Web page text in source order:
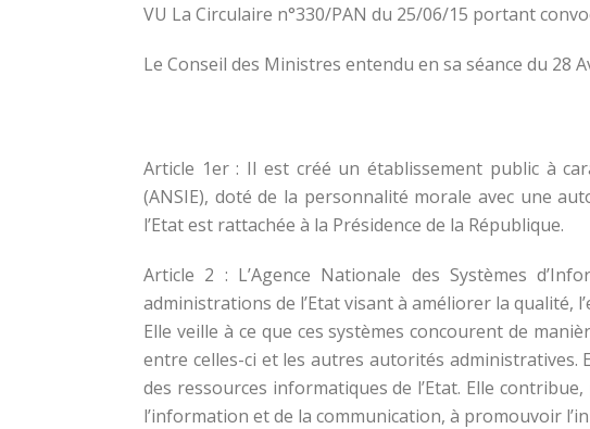
VU La Circulaire n°330/PAN du 25/06/15 portant
Le Conseil des Ministres entendu en sa séance du 28
Article 1er : Il est créé un établissement public à
(ANSIE), doté de la personnalité morale avec une
l’Etat est rattachée à la Présidence de la République.
Article 2 : L’Agence Nationale des Systèmes
administrations de l’Etat visant à améliorer la qualité,
Elle veille à ce que ces systèmes concourent de
entre celles-ci et les autres autorités
des ressources informatiques de l’Etat. Elle
l’information et de la communication, à promouvoir